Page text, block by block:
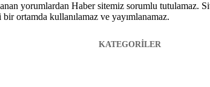
yorumlardan Haber sitemiz sorumlu tutulamaz.
ortamda kullanılamaz ve yayımlanamaz.
KATEGORİLER